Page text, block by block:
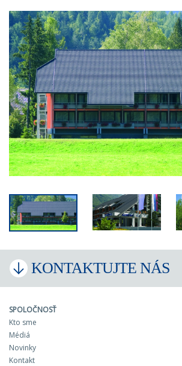
KONTAKTUJTE NÁS
SPOLOČNOSŤ
Kto sme
Médiá
Novinky
Kontakt